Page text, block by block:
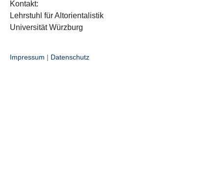
Kontakt:
Lehrstuhl für Altorientalistik
Universität Würzburg
Impressum | Datenschutz